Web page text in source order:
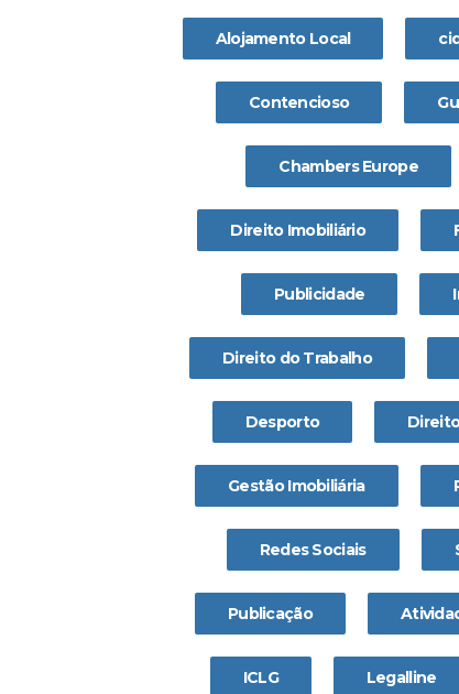
Alojamento Local
Contencioso
Chambers Europe
Direito Imobiliário
Publicidade
Direito do Trabalho
Desporto
Gestão Imobiliária
Redes Sociais
Publicação
ICLG Legalline